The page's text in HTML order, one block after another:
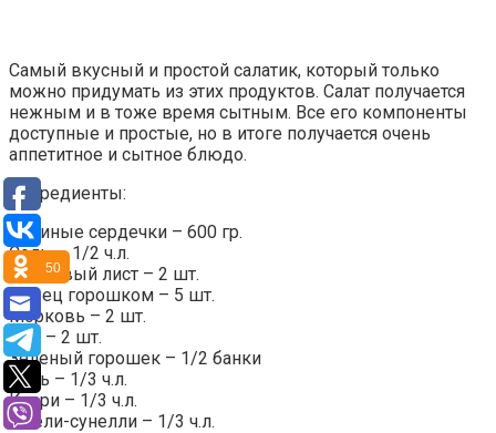
Самый вкусный и простой салатик, который только
можно придумать из этих продуктов. Салат получается
нежным и в тоже время сытным. Все его компоненты
доступные и простые, но в итоге получается очень
аппетитное и сытное блюдо.
Ингредиенты:
Куриные сердечки – 600 гр.
Соль — 1/2 ч.л.
Лавровый лист – 2 шт.
Перец горошком – 5 шт.
Морковь – 2 шт.
Лук – 2 шт.
Зеленый горошек – 1/2 банки
Соль – 1/3 ч.л.
Карри – 1/3 ч.л.
Хмели-сунелли – 1/3 ч.л.
50